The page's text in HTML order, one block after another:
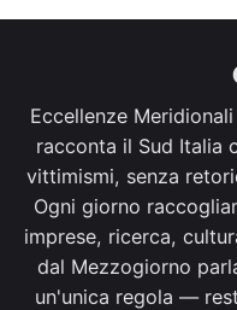
Eccellenze
racconta il Sud Italia
vittimismi, senza
Ogni giorno
imprese, ricerca,
dal Mezzogiorno
un'unica regola —